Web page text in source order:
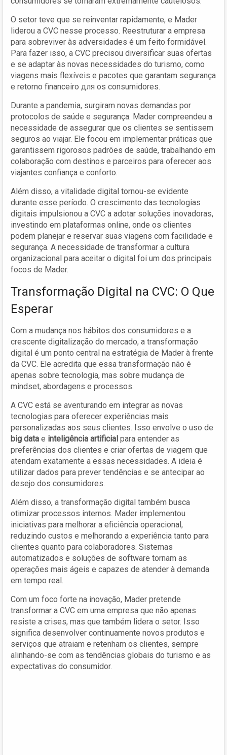
O setor teve que se reinventar rapidamente, e Mader
liderou a CVC nesse processo. Reestruturar a empresa
para sobreviver às adversidades é um feito formidável.
Para fazer isso, a CVC precisou diversificar suas ofertas
e se adaptar às novas necessidades do turismo, como
viagens mais flexíveis e pacotes que garantam segurança
e retorno financeiro для os consumidores.
Durante a pandemia, surgiram novas demandas por
protocolos de saúde e segurança. Mader compreendeu a
necessidade de assegurar que os clientes se sentissem
seguros ao viajar. Ele focou em implementar práticas que
garantissem rigorosos padrões de saúde, trabalhando em
colaboração com destinos e parceiros para oferecer aos
viajantes confiança e conforto.
Além disso, a vitalidade digital tornou-se evidente
durante esse período. O crescimento das tecnologias
digitais impulsionou a CVC a adotar soluções inovadoras,
investindo em plataformas online, onde os clientes
podem planejar e reservar suas viagens com facilidade e
segurança. A necessidade de transformar a cultura
organizacional para aceitar o digital foi um dos principais
focos de Mader.
Transformação Digital na CVC: O Que
Esperar
Com a mudança nos hábitos dos consumidores e a
crescente digitalização do mercado, a transformação
digital é um ponto central na estratégia de Mader à frente
da CVC. Ele acredita que essa transformação não é
apenas sobre tecnologia, mas sobre mudança de
mindset, abordagens e processos.
A CVC está se aventurando em integrar as novas
tecnologias para oferecer experiências mais
personalizadas aos seus clientes. Isso envolve o uso de
big data e inteligência artificial para entender as
preferências dos clientes e criar ofertas de viagem que
atendam exatamente a essas necessidades. A ideia é
utilizar dados para prever tendências e se antecipar ao
desejo dos consumidores.
Além disso, a transformação digital também busca
otimizar processos internos. Mader implementou
iniciativas para melhorar a eficiência operacional,
reduzindo custos e melhorando a experiência tanto para
clientes quanto para colaboradores. Sistemas
automatizados e soluções de software tornam as
operações mais ágeis e capazes de atender à demanda
em tempo real.
Com um foco forte na inovação, Mader pretende
transformar a CVC em uma empresa que não apenas
resiste a crises, mas que também lidera o setor. Isso
significa desenvolver continuamente novos produtos e
serviços que atraiam e retenham os clientes, sempre
alinhando-se com as tendências globais do turismo e as
expectativas do consumidor.